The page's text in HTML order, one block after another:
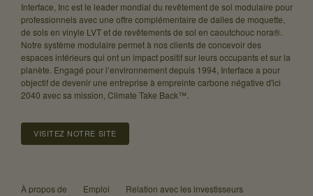
Interface, Inc est le leader mondial du revêtement de sol modulaire pour
professionnels avec une offre complémentaire de dalles de moquette,
de sols en vinyle LVT et de revêtements de sol en caoutchouc nora®.
Notre système modulaire permet à nos clients de concevoir des
espaces intérieurs qui ont un impact positif sur leurs occupants et sur la
planète. Engagé pour l’environnement depuis 1994, Interface a pour
objectif de devenir une entreprise à empreinte carbone négative d'ici
2040 avec sa mission, Climate Take Back™.
VISITEZ NOTRE SITE
À propos de Emploi
Relation avec les investisseurs